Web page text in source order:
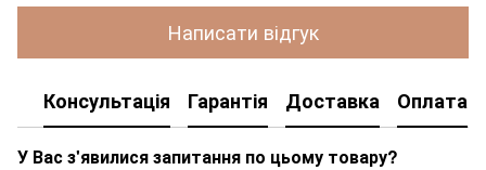
Написати відгук
Консультація Гарантія Доставка Оплата
У Вас з'явилися запитання по цьому товару?